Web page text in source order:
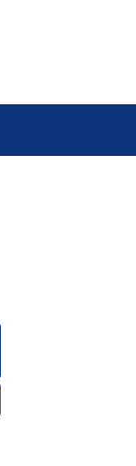
Doce Legislatura